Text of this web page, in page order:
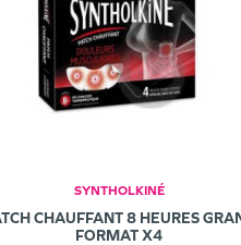
SYNTHOLKINÉ
CHAUFFANT 8 HEURES
FORMAT X4